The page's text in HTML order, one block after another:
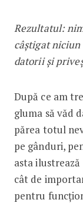
Rezultatul:
câștigat niciun
datorii și
După ce am
gluma să văd
părea totul
pe gânduri,
asta
cât de
pentru